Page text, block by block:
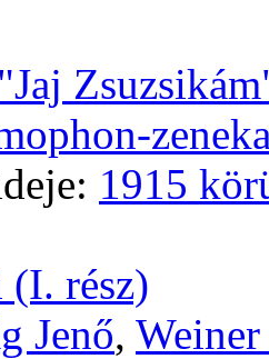
1915
(I. rész)
Jenő,